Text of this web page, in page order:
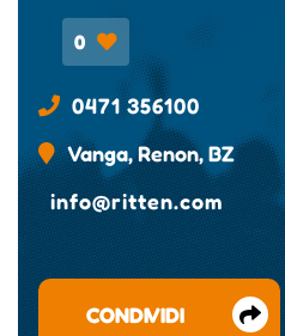
0
0471 356100
Vanga, Renon, BZ
info@ritten.com
CONDIVIDI